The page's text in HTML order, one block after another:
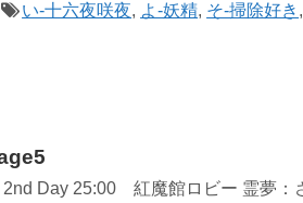
い-十六夜咲夜, よ-妖精, そ-掃除好き ,
Day 25:00 紅魔館ロビー 霊夢：さ